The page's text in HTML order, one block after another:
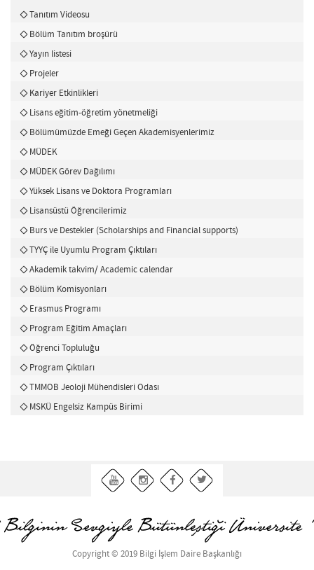
Tanıtım Videosu
Bölüm Tanıtım broşürü
Yayın listesi
Projeler
Kariyer Etkinlikleri
Lisans eğitim-öğretim yönetmeliği
Bölümümüzde Emeği Geçen Akademisyenlerimiz
MÜDEK
MÜDEK Görev Dağılımı
Yüksek Lisans ve Doktora Programları
Lisansüstü Öğrencilerimiz
Burs ve Destekler (Scholarships and Financial supports)
TYYÇ ile Uyumlu Program Çıktıları
Akademik takvim/ Academic calendar
Bölüm Komisyonları
Erasmus Programı
Program Eğitim Amaçları
Öğrenci Topluluğu
Program Çıktıları
TMMOB Jeoloji Mühendisleri Odası
MSKÜ Engelsiz Kampüs Birimi
Copyright © 2019 Bilgi İşlem Daire Başkanlığı